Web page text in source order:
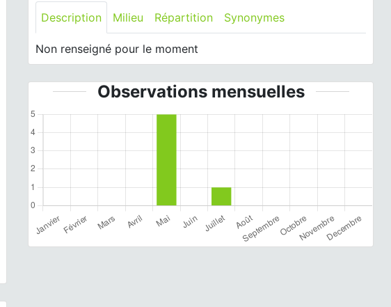
Description Milieu Répartition Synonymes
Non renseigné pour le moment
Observations mensuelles